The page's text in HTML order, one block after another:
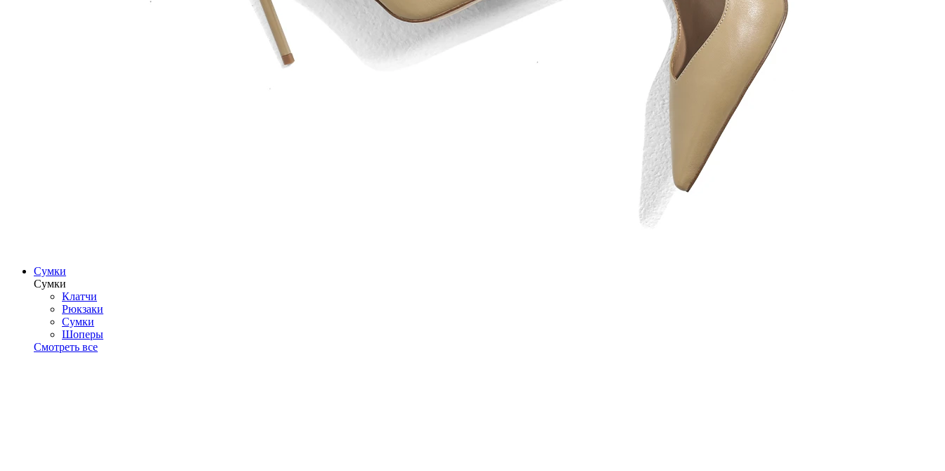
Сумки
Сумки
Клатчи
Рюкзаки
Сумки
Шоперы
Смотреть все